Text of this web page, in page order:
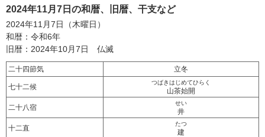
2024年11月7日の和暦、旧暦、干支など
2024年11月7日（木曜日）
和暦：令和6年
旧暦：2024年10月7日 仏滅
二十四節気 立冬
七十二候
つばきはじめてひらく
山茶始開
二十八宿
せい
井
十二直
たつ
建